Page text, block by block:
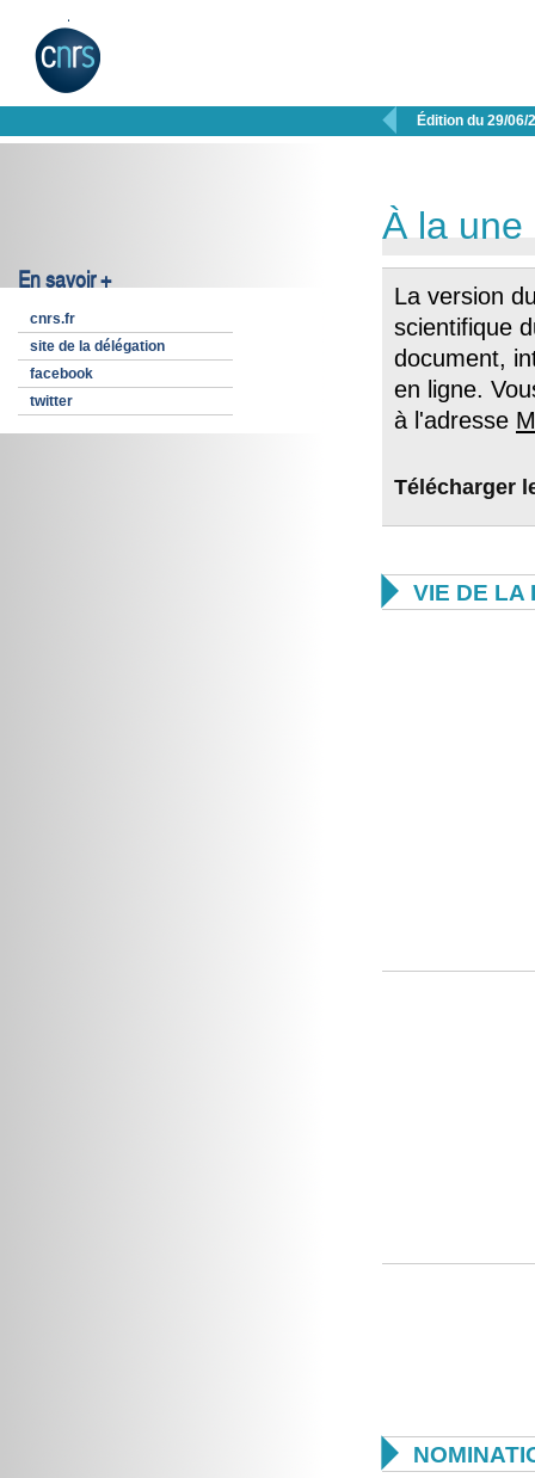
 Édition du 29/06/
En savoir +
cnrs.fr
site de la délégation
facebook
twitter
À la une
La version
scientifique
document,
en ligne.
à l'adresse
Télécharger
 VIE DE LA
